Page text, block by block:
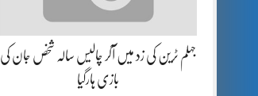
جہلم ٹرین کی زد میں آکر چالیس سالہ شخص جان کی
بازی ہارگیا